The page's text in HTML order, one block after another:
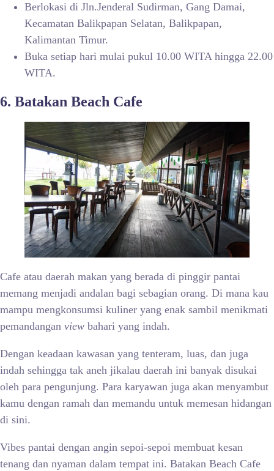
Berlokasi di Jln.Jenderal Sudirman, Gang Damai,
Kecamatan Balikpapan Selatan, Balikpapan,
Kalimantan Timur.
Buka setiap hari mulai pukul 10.00 WITA hingga 22.00
WITA.
6. Batakan Beach Cafe
Cafe atau daerah makan yang berada di pinggir pantai
memang menjadi andalan bagi sebagian orang. Di mana kau
mampu mengkonsumsi kuliner yang enak sambil menikmati
pemandangan view bahari yang indah.
Dengan keadaan kawasan yang tenteram, luas, dan juga
indah sehingga tak aneh jikalau daerah ini banyak disukai
oleh para pengunjung. Para karyawan juga akan menyambut
kamu dengan ramah dan memandu untuk memesan hidangan
di sini.
Vibes pantai dengan angin sepoi-sepoi membuat kesan
tenang dan nyaman dalam tempat ini. Batakan Beach Cafe